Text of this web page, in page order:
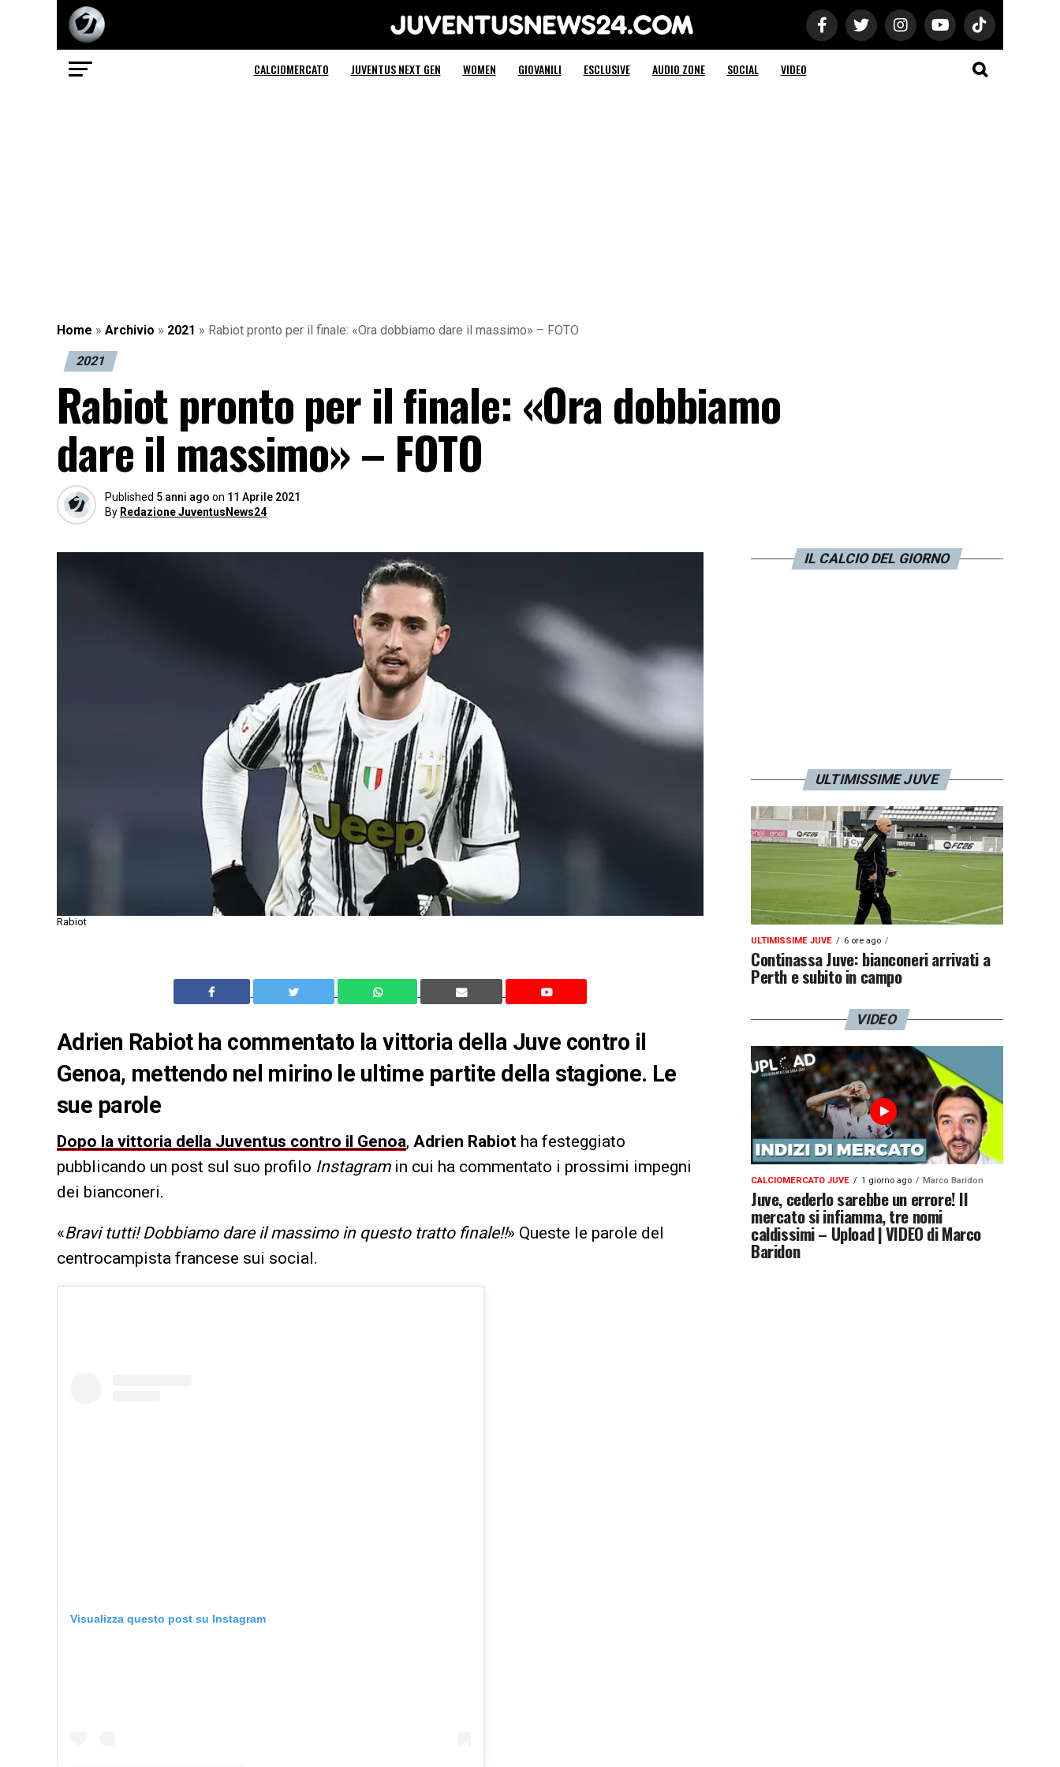
Juventus News 24
CALCIOMERCATO JUVENTUS NEXT GEN WOMEN GIOVANILI ESCLUSIVE AUDIO ZONE SOCIAL VIDEO
Home » Archivio » 2021 » Rabiot pronto per il finale: «Ora dobbiamo dare il massimo» – FOTO
2021
Rabiot pronto per il finale: «Ora dobbiamo
dare il massimo» – FOTO
Published 5 anni ago on 11 Aprile 2021
By Redazione JuventusNews24
Rabiot
Adrien Rabiot ha commentato la vittoria della Juve contro il
Genoa, mettendo nel mirino le ultime partite della stagione. Le
sue parole
Dopo la vittoria della Juventus contro il Genoa, Adrien Rabiot ha festeggiato
pubblicando un post sul suo profilo Instagramin cui ha commentato i prossimi impegni
dei bianconeri.
«Bravi tutti! Dobbiamo dare il massimo in questo tratto finale!!» Queste le parole del
centrocampista francese sui social.
Visualizza questo post su Instagram
IL CALCIO DEL GIORNO
ULTIMISSIME JUVE
ULTIMISSIME JUVE 6 ore ago
Continassa Juve: bianconeri arrivati a
Perth e subito in campo
VIDEO
CALCIOMERCATO JUVE 1 giorno ago Marco Baridon
Juve, cederlo sarebbe un errore! Il
mercato si infiamma, tre nomi
caldissimi – Upload | VIDEO di Marco
Baridon